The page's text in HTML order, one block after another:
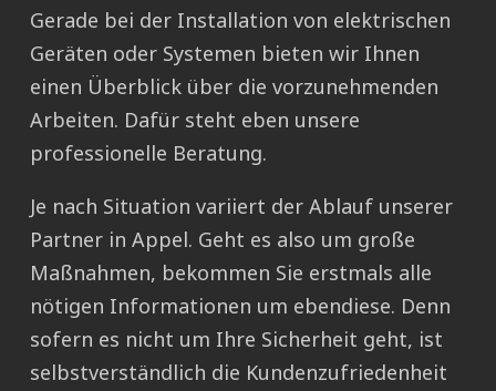
Gerade bei der Installation von elektrischen
Geräten oder Systemen bieten wir Ihnen
einen Überblick über die vorzunehmenden
Arbeiten. Dafür steht eben unsere
professionelle Beratung.
Je nach Situation variiert der Ablauf unserer
Partner in Appel. Geht es also um große
Maßnahmen, bekommen Sie erstmals alle
nötigen Informationen um ebendiese. Denn
sofern es nicht um Ihre Sicherheit geht, ist
selbstverständlich die Kundenzufriedenheit